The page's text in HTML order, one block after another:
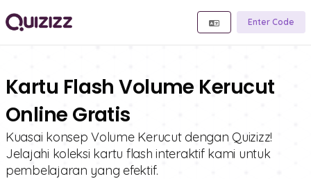
Enter Code
Kartu Flash Volume Kerucut
Online Gratis
Kuasai konsep Volume Kerucut dengan Quizizz!
Jelajahi koleksi kartu flash interaktif kami untuk
pembelajaran yang efektif.